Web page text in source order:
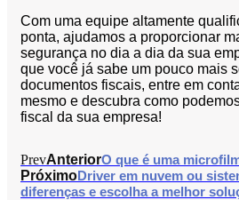
Com uma equipe altamente
ponta, ajudamos a proporcionar
segurança no dia a dia da sua
que você já sabe um pouco mais
documentos fiscais, entre em
mesmo e descubra como
fiscal da sua empresa!
PrevAnteriorO que é uma
PróximoDriver em nuvem ou
diferenças e escolha a melhor